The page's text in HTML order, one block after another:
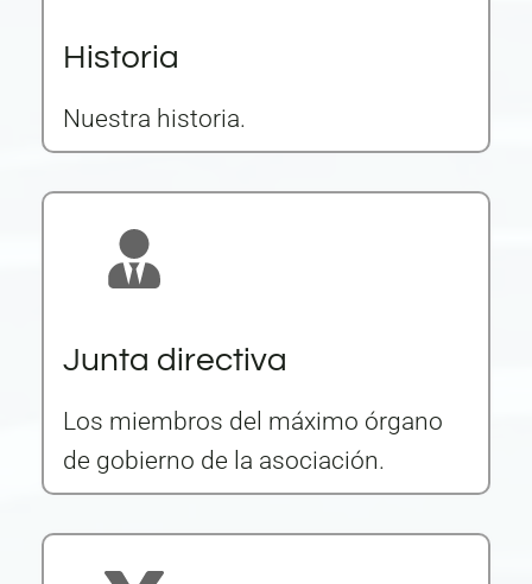
Historia
Nuestra historia.
Junta directiva
Los miembros del máximo órgano
de gobierno de la asociación.